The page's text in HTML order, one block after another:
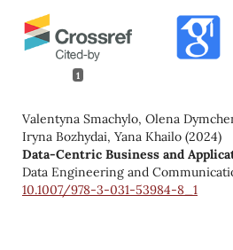
1
Valentyna Smachylo, Olena
Iryna Bozhydai, Yana Khailo (2024)
Data-Centric Business and
Data Engineering and
10.1007/978-3-031-53984-8_1